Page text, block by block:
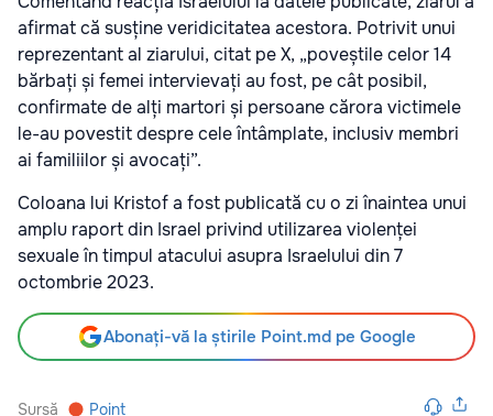
afirmat că susține veridicitatea acestora. Potrivit unui
reprezentant al ziarului, citat pe X, „poveștile celor 14
bărbați și femei intervievați au fost, pe cât posibil,
confirmate de alți martori și persoane cărora victimele
le-au povestit despre cele întâmplate, inclusiv membri
ai familiilor și avocați”.
Coloana lui Kristof a fost publicată cu o zi înaintea unui
amplu raport din Israel privind utilizarea violenței
sexuale în timpul atacului asupra Israelului din 7
octombrie 2023.
Abonați-vă la știrile Point.md pe Google
Sursă Point